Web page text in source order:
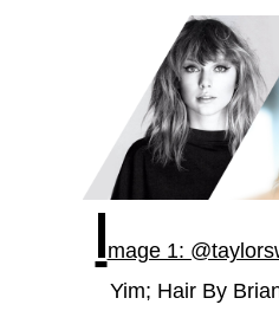
Image 1:
Yim; Hair By